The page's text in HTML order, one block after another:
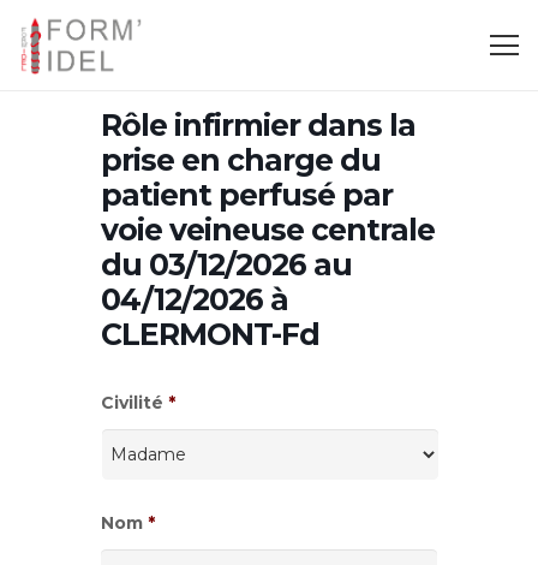
Rôle infirmier dans la
prise en charge du
patient perfusé par
voie veineuse centrale
du 03/12/2026 au
04/12/2026 à
CLERMONT-Fd
Civilité *
Nom *